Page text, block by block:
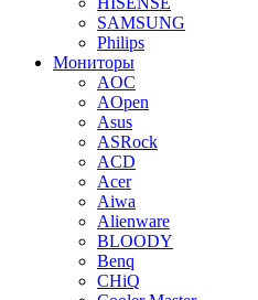
SAMSUNG
Philips
Мониторы
AOC
AOpen
Asus
ASRock
ACD
Acer
Aiwa
Alienware
BLOODY
Benq
CHiQ